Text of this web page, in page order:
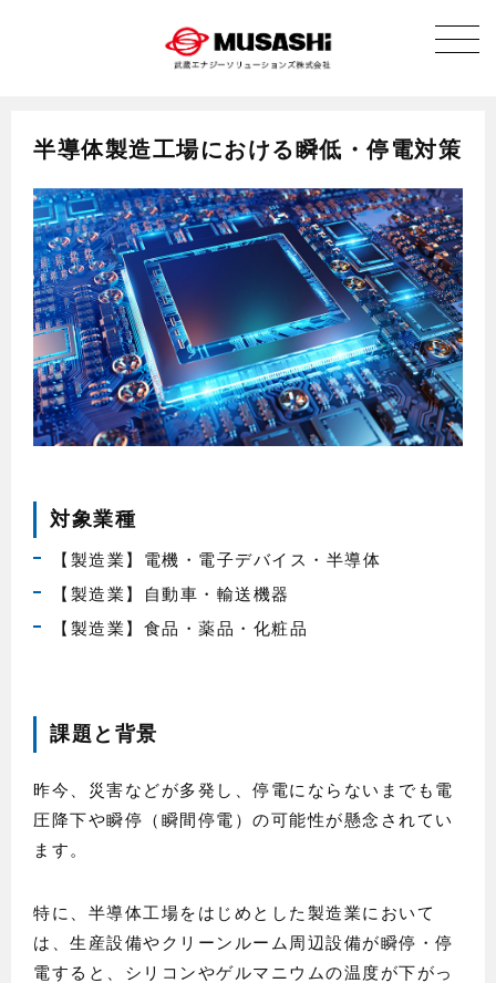
半導体製造工場における瞬低・停電対策
対象業種
【製造業】電機・電子デバイス・半導体
【製造業】自動車・輸送機器
【製造業】食品・薬品・化粧品
課題と背景
昨今、災害などが多発し、停電にならないまでも電
圧降下や瞬停（瞬間停電）の可能性が懸念されてい
ます。
特に、半導体工場をはじめとした製造業において
は、生産設備やクリーンルーム周辺設備が瞬停・停
電すると、シリコンやゲルマニウムの温度が下がっ